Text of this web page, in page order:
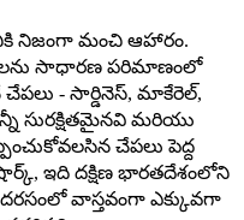
నిజంగా మంచి ఆహారం.
సాధారణ పరిమాణంలో
- సార్డినెస్, మాకేరెల్,
సురక్షితమైనవి మరియు
చేపలు పెద్ద
ఇది దక్షిణ భారతదేశంలోని
వాస్తవంగా ఎక్కువగా